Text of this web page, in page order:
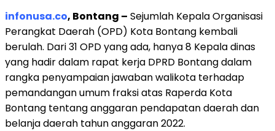
infonusa.co, Bontang – Sejumlah Kepala Organisasi
Perangkat Daerah (OPD) Kota Bontang kembali
berulah. Dari 31 OPD yang ada, hanya 8 Kepala dinas
yang hadir dalam rapat kerja DPRD Bontang dalam
rangka penyampaian jawaban walikota terhadap
pemandangan umum fraksi atas Raperda Kota
Bontang tentang anggaran pendapatan daerah dan
belanja daerah tahun anggaran 2022.